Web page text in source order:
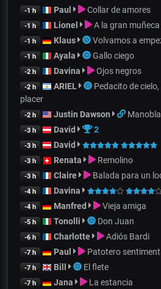
-1 h Paul Collar de amores
-1 h Lionel A la gran muñeca
-1 h Klaus Volvamos a
-1 h Ayala Gallo ciego
-2 h Davina Ojos negros
-2 h ARIEL
Pedacito de
placer
-2 h Justin Dawson
-3 h David 2
-3 h David
-3 h Renata Remolino
-3 h Claire Balada para un
-4 h Davina
-4 h Manfred Vieja amiga
-5 h Tonolli Don Juan
-6 h Charlotte Adiós Bardi
-7 h Paul Patotero
-7 h Bill El flete
-7 h Jana La estancia